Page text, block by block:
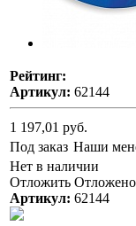
Рейтинг:
Артикул: 62144
1 197,01 руб.
Под заказ Наши
Нет в наличии
Отложить Отложено
Артикул: 62144